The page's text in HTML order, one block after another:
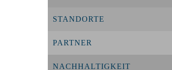
STANDORTE
PARTNER
NACHHALTIGKEIT